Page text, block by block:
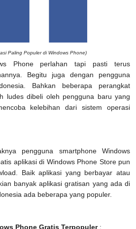
Paling Populer di Windows Phone)
Phone perlahan tapi pasti terus
Begitu juga dengan pengguna
Bahkan beberapa perangkat
ludes dibeli oleh pengguna baru yang
kelebihan dari sistem operasi
pengguna smartphone Windows
aplikasi di Windows Phone Store pun
Baik aplikasi yang berbayar atau
banyak aplikasi gratisan yang ada di
ada beberapa yang populer.
Phone Gratis Terpopuler: